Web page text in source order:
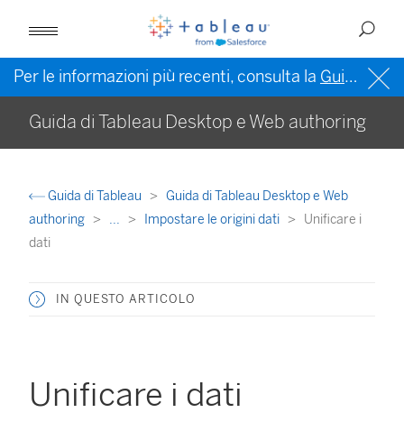
Per le informazioni più recenti, consulta la Guida di Tableau in inglese (Stati Uniti)
Guida di Tableau Desktop e Web authoring
Guida di Tableau
Guida di Tableau Desktop e Web
authoring
... Impostare le origini dati
Unificare i
dati
IN QUESTO ARTICOLO
Unificare i dati